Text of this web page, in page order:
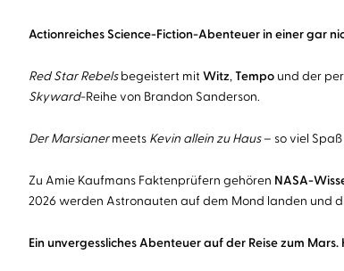
Actionreiches Science-Fiction-Abenteuer in einer gar
Red Star Rebelsbegeistert mit Witz, Tempo und der
Skyward-Reihe von Brandon Sanderson.
Der Marsianermeets Kevin allein zu Haus– so viel
Zu Amie Kaufmans Faktenprüfern gehören NASA-
2026 werden Astronauten auf dem Mond landen und
Ein unvergessliches Abenteuer auf der Reise zum